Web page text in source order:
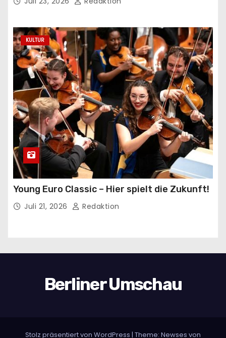
KULTUR
Young Euro Classic – Hier spielt die Zukunft!
Juli 21, 2026 Redaktion
Berliner Umschau
Stolz präsentiert von WordPress | Theme: Newses von